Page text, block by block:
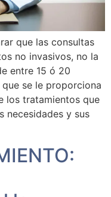
que las consultas
no invasivos, no la
entre 15 ó 20
se le proporciona
los tratamientos que
necesidades y sus